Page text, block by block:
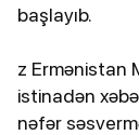
başlayıb.
z Ermənistan
istinadən
nəfər